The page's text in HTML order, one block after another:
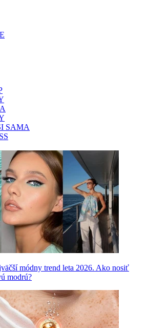
SAMA
módny trend leta 2026. Ako nosiť
modrú?